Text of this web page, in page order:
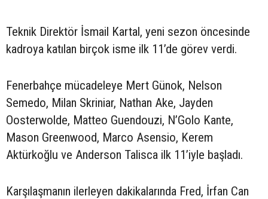
Teknik Direktör İsmail Kartal, yeni sezon öncesinde
kadroya katılan birçok isme ilk 11’de görev verdi.
Fenerbahçe mücadeleye Mert Günok, Nelson
Semedo, Milan Skriniar, Nathan Ake, Jayden
Oosterwolde, Matteo Guendouzi, N’Golo Kante,
Mason Greenwood, Marco Asensio, Kerem
Aktürkoğlu ve Anderson Talisca ilk 11’iyle başladı.
Karşılaşmanın ilerleyen dakikalarında Fred, İrfan Can